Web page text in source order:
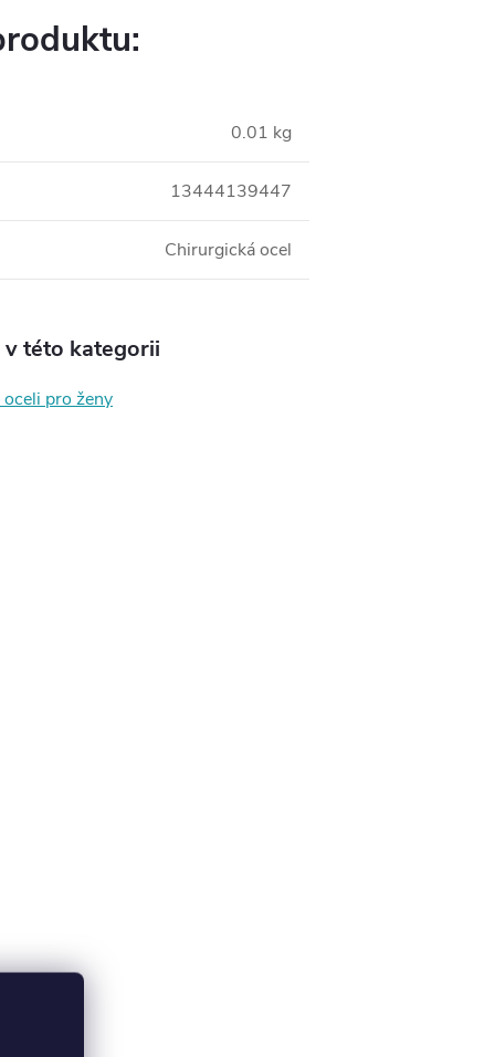
0.01 kg
13444139447
Chirurgická ocel
této kategorii
pro ženy